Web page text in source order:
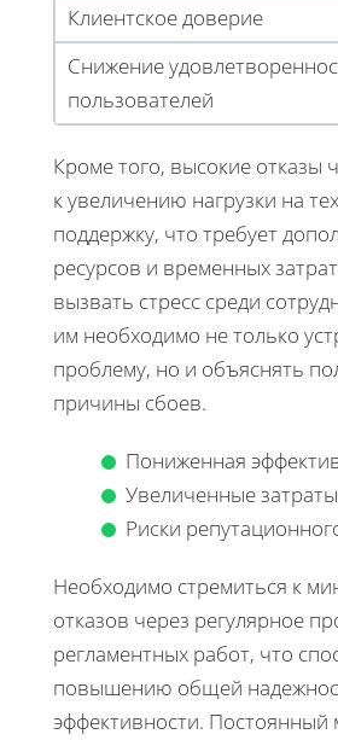
Клиентское доверие
Снижение
пользователей
Кроме того, высокие отказы
к увеличению нагрузки на
поддержку, что требует
ресурсов и временных
вызвать стресс среди
им необходимо не только
проблему, но и объяснять
причины сбоев.
Пониженная
Увеличенные затраты
Риски
Необходимо стремиться к
отказов через регулярное
регламентных работ, что
повышению общей
эффективности. Постоянный